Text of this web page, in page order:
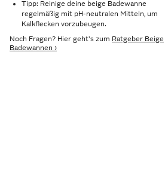
Tipp: Reinige deine beige Badewanne
regelmäßig mit pH-neutralen Mitteln, um
Kalkflecken vorzubeugen.
Noch Fragen? Hier geht's zum Ratgeber Beige
Badewannen ›